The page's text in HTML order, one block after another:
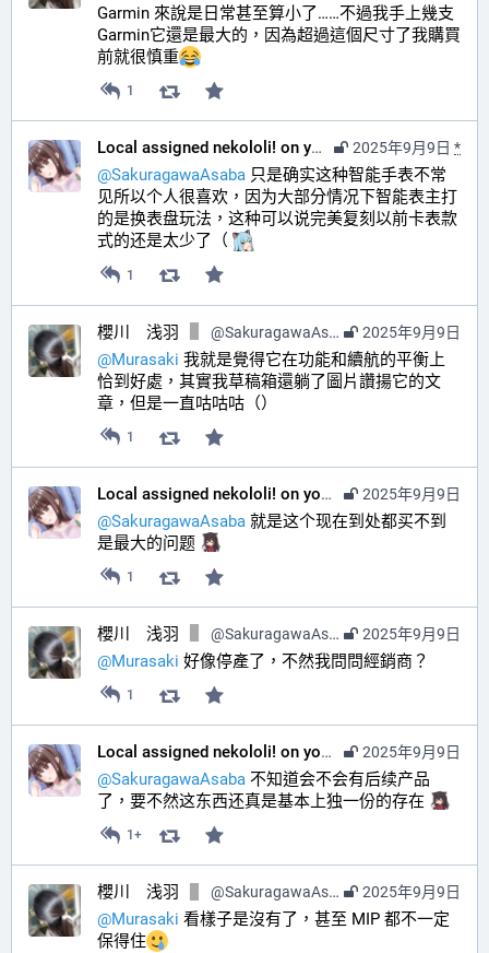
Garmin 來說是日常甚至算小了……不過我手上幾支
Garmin它還是最大的，因為超過這個尺寸了我購買
前就很慎重
1
2025年9月9日 *
Local assigned nekololi! on your timeline :nacholook:
@SakuragawaAsaba 只是确实这种智能手表不常
见所以个人很喜欢，因为大部分情况下智能表主打
的是换表盘玩法，这种可以说完美复刻以前卡表款
式的还是太少了（
1
2025年9月9日
櫻川 浅羽 @SakuragawaAsaba@hub.sakuragawa.moe
@Murasaki 我就是覺得它在功能和續航的平衡上
恰到好處，其實我草稿箱還躺了圖片讚揚它的文
章，但是一直咕咕咕（）
1
2025年9月9日
Local assigned nekololi! on your timeline :nacholook:
@SakuragawaAsaba 就是这个现在到处都买不到
是最大的问题
1
2025年9月9日
櫻川 浅羽 @SakuragawaAsaba@hub.sakuragawa.moe
@Murasaki 好像停產了，不然我問問經銷商？
1
2025年9月9日
Local assigned nekololi! on your timeline :nacholook:
@SakuragawaAsaba 不知道会不会有后续产品
了，要不然这东西还真是基本上独一份的存在
1+
2025年9月9日
櫻川 浅羽 @SakuragawaAsaba@hub.sakuragawa.moe
@Murasaki 看樣子是沒有了，甚至 MIP 都不一定
保得住